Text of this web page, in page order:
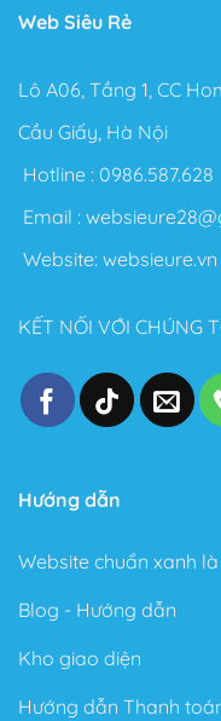
Web Siêu Rẻ
Lô A06, Tầng 1, CC
Cầu Giấy, Hà Nội
Hotline : 0986.587.628
Email :
Website: websieure.vn
KẾT NỐI VỚI CHÚNG
Hướng dẫn
Website chuẩn xanh
Blog - Hướng dẫn
Kho giao diện
Hướng dẫn Thanh